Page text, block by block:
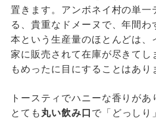
置きます。アンボネイ村の単一
る、貴重なドメーヌで、年間
本という生産量のほとんどは、
家に販売されて在庫が尽きてし
もめったに目にすることはあり
トースティでハニーな香りがあ
とても 丸い飲み口 で「どっしり